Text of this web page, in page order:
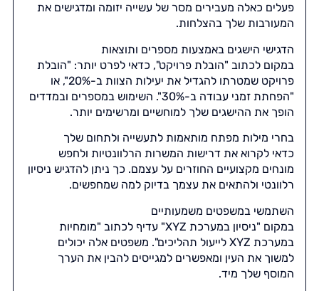
פעלים כאלה מעבירים מסר של עשייה יזומה ומדגישים את
המעורבות שלך בהצלחות.
הדגישי הישגים באמצעות מספרים ותוצאות
במקום לכתוב "הובלת פרויקט", כדאי לפרט יותר: "הובלת
פרויקט שמטרתו להגדיל את יעילות הצוות ב-20%", או
"הפחתת זמני עבודה ב-30%". השימוש במספרים ובמדדים
הופך את ההישגים שלך למוחשיים ומרשימים יותר.
בחרי מילות מפתח מותאמות לתעשייה ולתחום שלך
כדאי לקרוא את דרישות המשרות הרלוונטיות ולחפש
מונחים מקצועיים החוזרים על עצמם. כך ניתן להדגיש ניסיון
רלוונטי ולהתאים את עצמך בדיוק למה שמחפשים.
השתמשי במשפטים משמעותיים
במקום "ניסיון במערכת XYZ" עדיף לכתוב "מומחיות
במערכת XYZ לייעול תהליכים". משפטים אלה יכולים
למשוך את העין ומאפשרים למגייסים להבין את הערך
המוסף שלך מיד.